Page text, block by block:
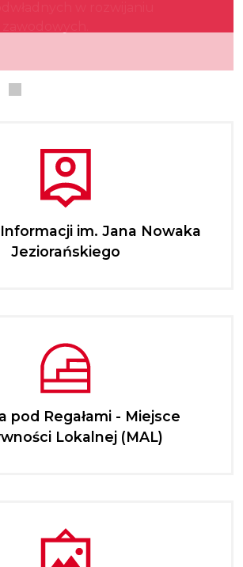
im. Jana Nowaka
Jeziorańskiego
pod Regałami - Miejsce
Lokalnej (MAL)